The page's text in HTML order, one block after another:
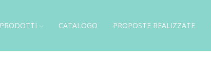
PRODOTTI CATALOGO PROPOSTE REALIZZATE